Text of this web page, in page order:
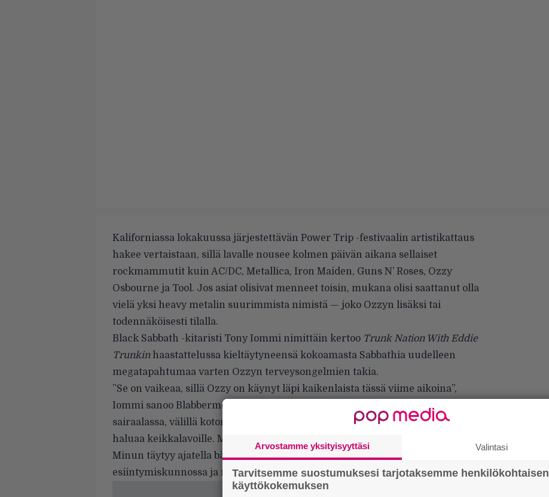
Kaliforniassa lokakuussa järjestettävän Power Trip -festivaalin artistikattaus
hakee vertaistaan, sillä lavalle nousee kolmen päivän aikana sellaiset
rockmammutit kuin AC/DC, Metallica, Iron Maiden, Guns N’ Roses, Ozzy
Osbourne ja Tool. Jos asiat olisivat menneet toisin, mukana olisi saattanut olla
vielä yksi heavy metalin suurimmista nimistä — joko Ozzyn lisäksi tai
todennäköisesti tilalla.
Black Sabbath -kitaristi Tony Iommi nimittäin kertoo Trunk Nation With Eddie
Trunkinhaastattelussa kieltäytyneensä kokoamasta Sabbathia uudelleen
megatapahtumaa varten Ozzyn terveysongelmien takia.
”Se on vaikeaa, sillä Ozzy on käynyt läpi kaikenlaista tässä viime aikoina”,
Iommi sanoo Blabbermouthin
litteroimassa haastattelussa. ”Hän on välillä
sairaalassa, välillä kotona, ja hän on todella kamppaillut; hän ihan oikeasti
haluaa keikkalavoille. Mutta minun on todella vaikea vastata myöntävästi.
Minun täytyy ajatella bändin jäseniä. Minun täytyy ajatella Ozzyä, onko hän
esiintymiskunnossa ja niin edelleen. En ollut luottavainen sen suhteen.”
Arvostamme yksityisyyttäsi Valintasi
Tarvitsemme suostumuksesi tarjotaksemme henkilökohtaisen
käyttökokemuksen